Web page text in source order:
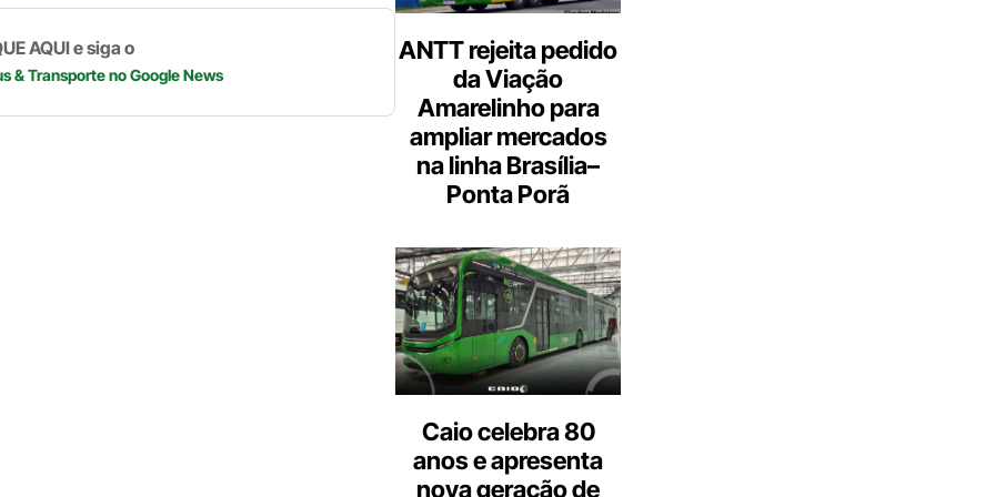
m p
p
n
AQUI e siga o
& Transporteno Google News
ANTT rejeita pedido
da Viação
Amarelinho para
ampliar mercados
na linha Brasília–
Ponta Porã
Caio celebra 80
anos e apresenta
nova geração de